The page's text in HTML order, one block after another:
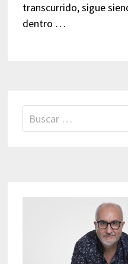
transcurrido, sigue
dentro …
Buscar: